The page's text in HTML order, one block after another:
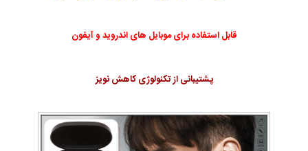
قابل استفاده برای موبایل های اندروید و آیفون
پشتیبانی از تکنولوژی کاهش نویز